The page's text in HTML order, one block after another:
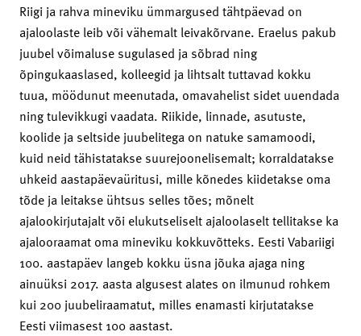
Riigi ja rahva mineviku ümmargused tähtpäevad on
ajaloolaste leib või vähemalt leivakõrvane. Eraelus pakub
juubel võimaluse sugulased ja sõbrad ning
õpingukaaslased, kolleegid ja lihtsalt tuttavad kokku
tuua, möödunut meenutada, omavahelist sidet uuendada
ning tulevikkugi vaadata. Riikide, linnade, asutuste,
koolide ja seltside juubelitega on natuke samamoodi,
kuid neid tähistatakse suurejoonelisemalt; korraldatakse
uhkeid aastapäevaüritusi, mille kõnedes kiidetakse oma
tõde ja leitakse ühtsus selles tões; mõnelt
ajalookirjutajalt või elukutseliselt ajaloolaselt tellitakse ka
ajalooraamat oma mineviku kokkuvõtteks. Eesti Vabariigi
100. aastapäev langeb kokku üsna jõuka ajaga ning
ainuüksi 2017. aasta algusest alates on ilmunud rohkem
kui 200 juubeliraamatut, milles enamasti kirjutatakse
Eesti viimasest 100 aastast.